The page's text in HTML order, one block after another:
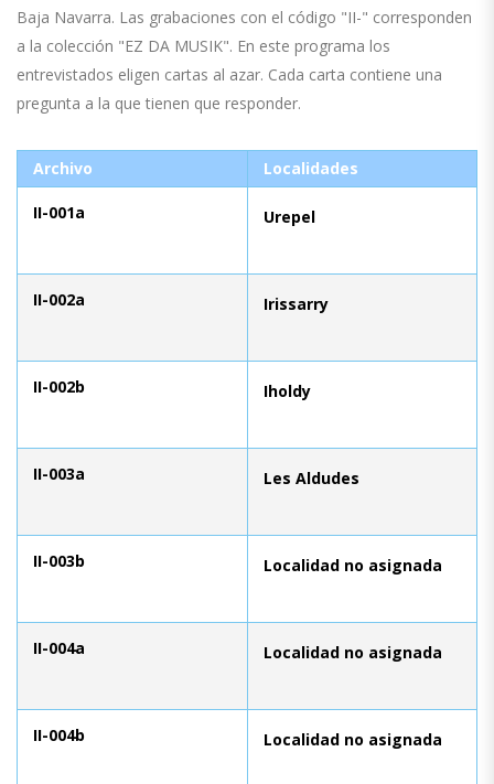
Baja Navarra. Las grabaciones con el código "II-" corresponden
a la colección "EZ DA MUSIK". En este programa los
entrevistados eligen cartas al azar. Cada carta contiene una
pregunta a la que tienen que responder.
Archivo Localidades
II-001a Urepel
II-002a Irissarry
II-002b Iholdy
II-003a Les Aldudes
II-003b Localidad no asignada
II-004a Localidad no asignada
II-004b Localidad no asignada